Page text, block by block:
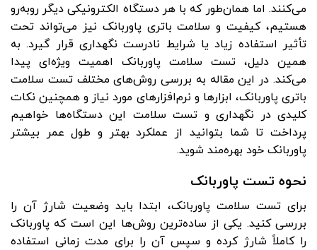
می‌کنند. اما همان‌طور که با هر دستگاه الکترونیکی دیگر روبه‌رو
هستیم، کیفیت و سلامت باتری پاوربانک نیز می‌تواند تحت
تأثیر استفاده زیاد یا شرایط نادرست نگهداری قرار گیرد. به
همین دلیل، تست سلامت پاوربانک اهمیت ویژه‌ای پیدا
می‌کند. در این مقاله به بررسی روش‌های مختلف تست سلامت
باتری پاوربانک، ابزارها و نرم‌افزارهای مورد نیاز و همچنین نکات
کلیدی در نگهداری و تست سلامت این دستگاه‌ها خواهیم
پرداخت تا شما بتوانید از عملکرد بهتر و طول عمر بیشتر
پاوربانک خود بهره‌مند شوید.
نحوه تست پاوربانک
برای تست سلامت پاوربانک، ابتدا باید وضعیت شارژ آن را
بررسی کنید. یکی از ساده‌ترین روش‌ها این است که پاوربانک
را کاملاً شارژ کرده و سپس آن را برای مدت زمانی استفاده